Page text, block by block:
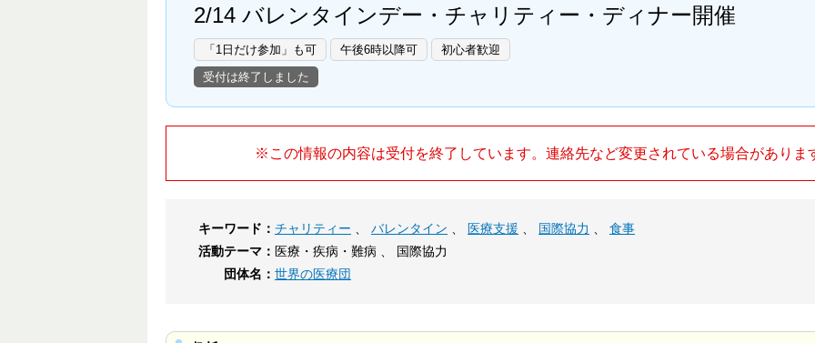
2/14 バレンタインデー・チャリティー・ディナー開催
「1日だけ参加」も可 午後6時以降可
初心者歓迎
受付は終了しました
※この情報の内容は受付を終了しています。連絡先など変更されている場合がありま
キーワード： チャリティー バレンタイン 医療支援 国際協力
食事
活動テーマ： 医療・疾病・難病 、 国際協力
団体名： 世界の医療団